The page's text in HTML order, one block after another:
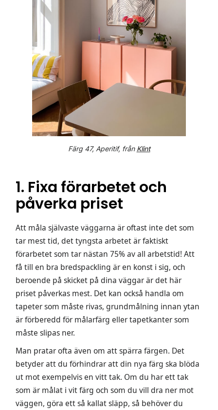
Färg 47, Aperitif, från Klint
‍1. Fixa förarbetet och
påverka priset
Att måla självaste väggarna är oftast inte det som
tar mest tid, det tyngsta arbetet är faktiskt
förarbetet som tar nästan 75% av all arbetstid! Att
få till en bra bredspackling är en konst i sig, och
beroende på skicket på dina väggar är det här
priset påverkas mest. Det kan också handla om
tapeter som måste rivas, grundmålning innan ytan
är förberedd för målarfärg eller tapetkanter som
måste slipas ner.
Man pratar ofta även om att spärra färgen. Det
betyder att du förhindrar att din nya färg ska blöda
ut mot exempelvis en vitt tak. Om du har ett tak
som är målat i vit färg och som du vill dra ner mot
väggen, göra ett så kallat släpp, så behöver du